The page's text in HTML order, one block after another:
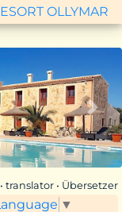
OLLYMAR
Vor
translator • Übersetzer
▼